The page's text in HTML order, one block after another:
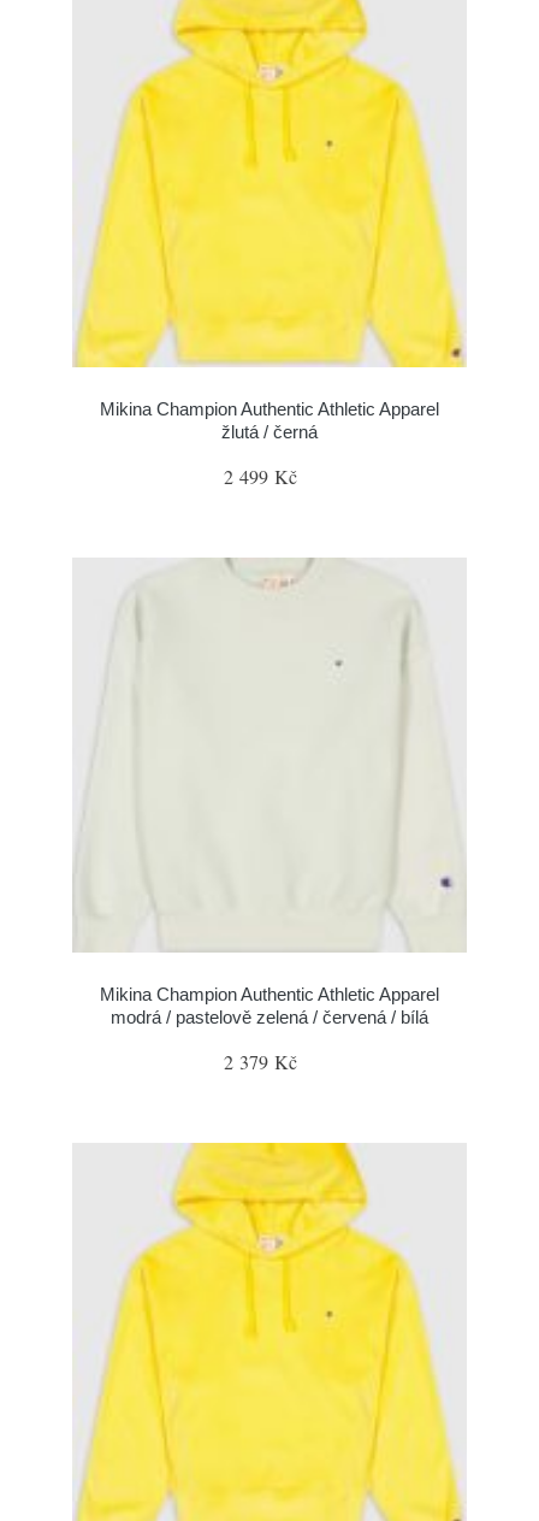
Mikina Champion Authentic Athletic Apparel
žlutá / černá
2 499 Kč
Mikina Champion Authentic Athletic Apparel
modrá / pastelově zelená / červená / bílá
2 379 Kč